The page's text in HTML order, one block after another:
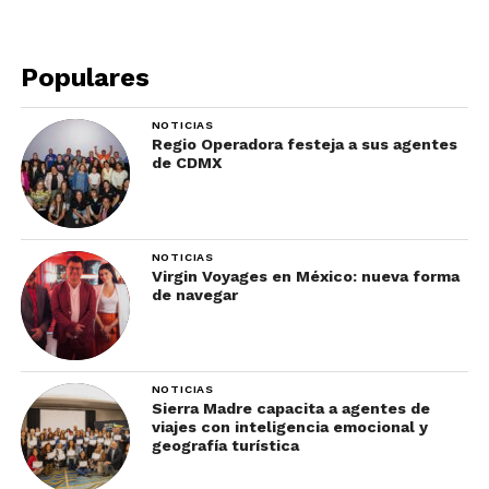
5.Bloemenmarkt
El Mercado de las Flores de Ámsterdam no es sólo
Populares
NOTICIAS
Regio Operadora festeja a sus agentes
de CDMX
NOTICIAS
Virgin Voyages en México: nueva forma
de navegar
NOTICIAS
Sierra Madre capacita a agentes de
viajes con inteligencia emocional y
geografía turística